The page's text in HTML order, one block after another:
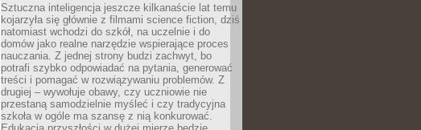
Sztuczna inteligencja jeszcze kilkanaście lat temu
kojarzyła się głównie z filmami science fiction, dziś
natomiast wchodzi do szkół, na uczelnie i do
domów jako realne narzędzie wspierające proces
nauczania. Z jednej strony budzi zachwyt, bo
potrafi szybko odpowiadać na pytania, generować
treści i pomagać w rozwiązywaniu problemów. Z
drugiej – wywołuje obawy, czy uczniowie nie
przestaną samodzielnie myśleć i czy tradycyjna
szkoła w ogóle ma szansę z nią konkurować.